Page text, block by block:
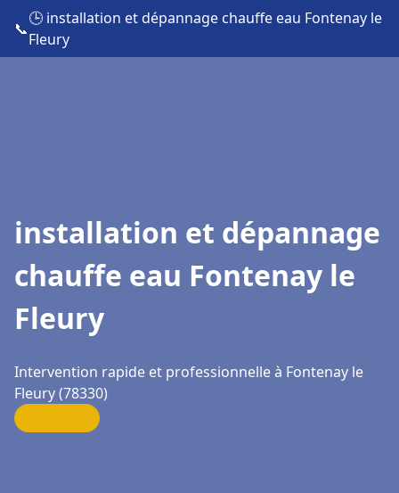
📞
🕒 installation et dépannage chauffe eau Fontenay le
Fleury
installation et dépannage
chauffe eau Fontenay le
Fleury
Intervention rapide et professionnelle à Fontenay le
Fleury (78330)